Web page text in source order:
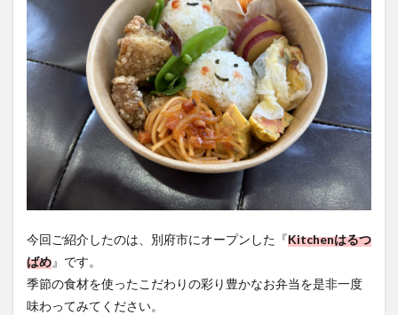
今回ご紹介したのは、別府市にオープンした『Kitchenはるつ
ばめ』です。
季節の食材を使ったこだわりの彩り豊かなお弁当を是非一度
味わってみてください。